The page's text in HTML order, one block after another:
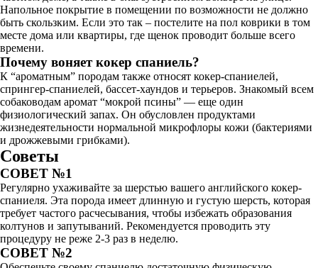
Напольное покрытие в помещении по возможности не должно
быть скользким. Если это так – постелите на пол коврики в том
месте дома или квартиры, где щенок проводит больше всего
времени.
Почему воняет кокер спаниель?
К “ароматным” породам также относят кокер-спаниелей,
спрингер-спаниелей, бассет-хаундов и терьеров. Знакомый всем
собаководам аромат “мокрой псины” — еще один
физиологический запах. Он обусловлен продуктами
жизнедеятельности нормальной микрофлоры кожи (бактериями
и дрожжевыми грибками).
Советы
СОВЕТ №1
Регулярно ухаживайте за шерстью вашего английского кокер-
спаниеля. Эта порода имеет длинную и густую шерсть, которая
требует частого расчесывания, чтобы избежать образования
колтунов и запутываний. Рекомендуется проводить эту
процедуру не реже 2-3 раз в неделю.
СОВЕТ №2